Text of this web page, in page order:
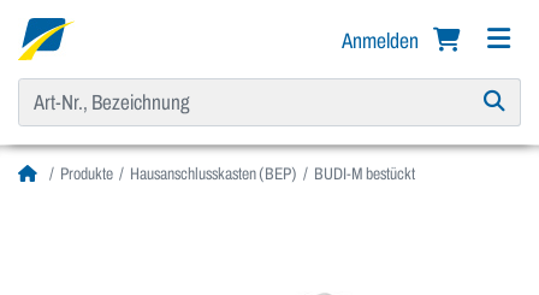
Anmelden
Produkte Hausanschlusskasten (BEP) BUDI-M bestückt